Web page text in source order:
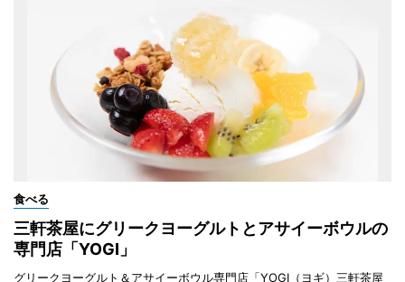
食べる
三軒茶屋にグリークヨーグルトとアサイーボウルの
専門店「YOGI」
グリークヨーグルト＆アサイーボウル専門店「YOGI（ヨギ）三軒茶屋